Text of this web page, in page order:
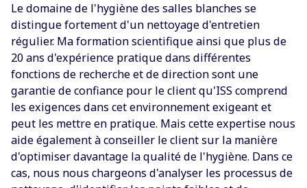
Le domaine de l'hygiène des salles blanches se
distingue fortement d'un nettoyage d'entretien
régulier. Ma formation scientifique ainsi que plus de
20 ans d'expérience pratique dans différentes
fonctions de recherche et de direction sont une
garantie de confiance pour le client qu'ISS comprend
les exigences dans cet environnement exigeant et
peut les mettre en pratique. Mais cette expertise nous
aide également à conseiller le client sur la manière
d'optimiser davantage la qualité de l'hygiène. Dans ce
cas, nous nous chargeons d'analyser les processus de